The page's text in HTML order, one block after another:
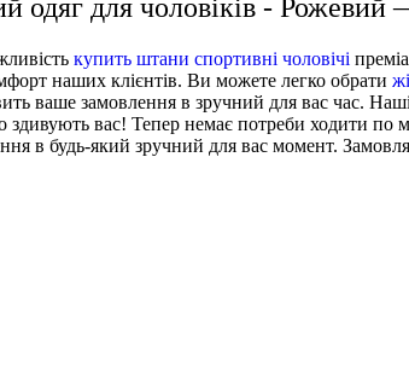
одяг для чоловіків - Рожевий
купить штани спортивні чоловічі
наших клієнтів. Ви можете легко обрати
ваше замовлення в зручний для вас час.
здивують вас! Тепер немає потреби ходити по
в будь-який зручний для вас момент.